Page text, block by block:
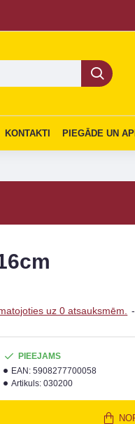
KONTAKTI PIEGĀDE UN
uz 0 atsauksmēm. -
PIEEJAMS
EAN: 5908277700058
Artikuls: 030200